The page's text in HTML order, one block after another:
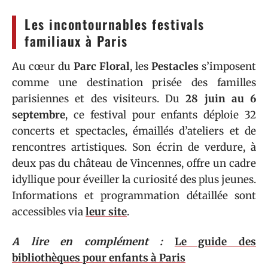
Les incontournables festivals
familiaux à Paris
Au cœur du Parc Floral, les Pestacles s’imposent
comme une destination prisée des familles
parisiennes et des visiteurs. Du28 juin au 6
septembre, ce festival pour enfants déploie 32
concerts et spectacles, émaillés d’ateliers et de
rencontres artistiques. Son écrin de verdure, à
deux pas du château de Vincennes, offre un cadre
idyllique pour éveiller la curiosité des plus jeunes.
Informations et programmation détaillée sont
accessibles vialeur site.
A lire en complément :
Le guide des
bibliothèques pour enfants à Paris